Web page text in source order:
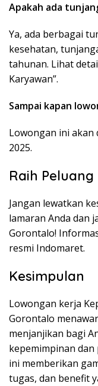
Apakah ada
Ya, ada berbagai
kesehatan,
tahunan. Lihat
Karyawan”.
Sampai kapan
Lowongan ini akan
2025.
Raih
Jangan lewatkan
lamaran Anda dan
Gorontalo!
resmi Indomaret.
Kesimpulan
Lowongan kerja
Gorontalo
menjanjikan bagi
kepemimpinan
ini memberikan
tugas, dan benefit